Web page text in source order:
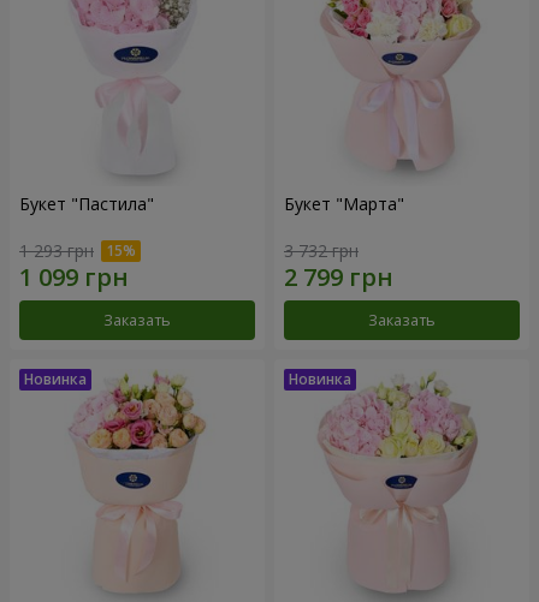
Букет "Пастила"
1 293 грн
Заказать
Букет "Марта"
3 732 грн
Заказать